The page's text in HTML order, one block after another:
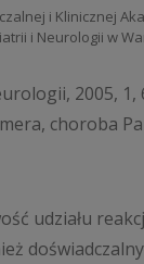
i Klinicznej
i Neurologii w
2005, 1,
choroba
udziału